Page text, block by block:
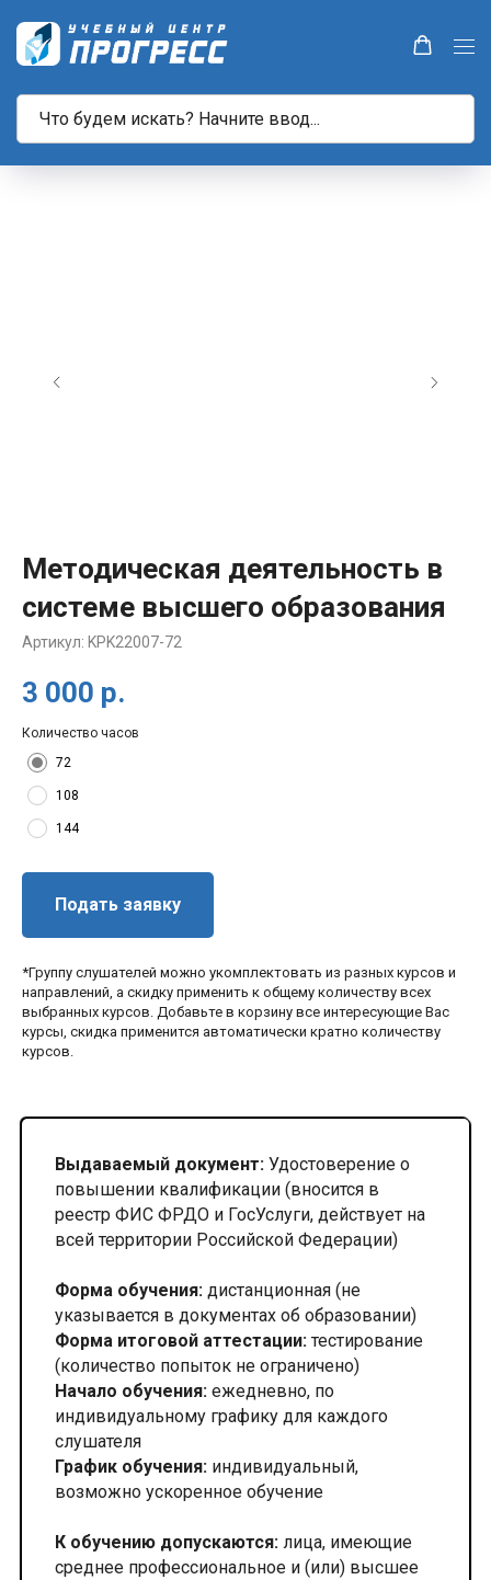
Методическая деятельность в
системе высшего образования
Артикул: KPK22007-72
3 000 р.
Количество часов
72
108
144
Подать заявку
*Группу слушателей можно укомплектовать из разных курсов и
направлений, а скидку применить к общему количеству всех
выбранных курсов. Добавьте в корзину все интересующие Вас
курсы, скидка применится автоматически кратно количеству
курсов.
Выдаваемый документ: Удостоверение о
повышении квалификации (вносится в
реестр ФИС ФРДО и ГосУслуги, действует на
всей территории Российской Федерации)
Форма обучения: дистанционная (не
указывается в документах об образовании)
Форма итоговой аттестации: тестирование
(количество попыток не ограничено)
Начало обучения: ежедневно, по
индивидуальному графику для каждого
слушателя
График обучения: индивидуальный,
возможно ускоренное обучение
К обучению допускаются: лица, имеющие
среднее профессиональное и (или) высшее